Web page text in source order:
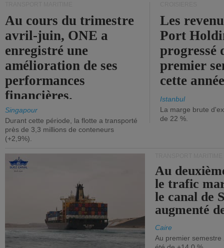
Au cours du trimestre
avril-juin, ONE a
enregistré une
amélioration de ses
performances
financières.
Singapour
Durant cette période, la flotte a transporté
près de 3,3 millions de conteneurs
(+2,9%).
Les
Port
progressé
premier
cette
Istanbul
La marge brute
de 22 %.
Au
le trafic
le canal de
augmenté
Caire
Au premier